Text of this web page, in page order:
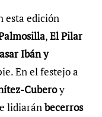
esta edición
,El Pilar
Ibán y
En el festejo a
Cuberoy
lidiaránbecerros